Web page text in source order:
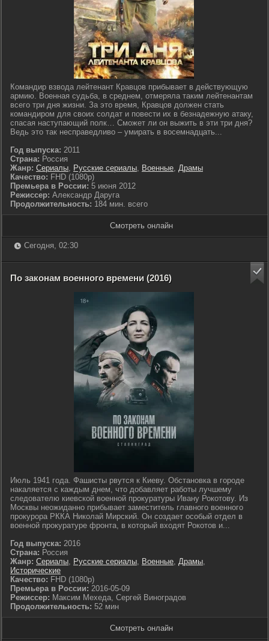
Командир взвода лейтенант Кравцов прибывает в действующую
армию. Военная судьба, в среднем, отмеряла таким лейтенантам
всего три дня жизни. За это время, Кравцов должен стать
командиром для своих солдат и повести их в безнадежную атаку,
спасая наступающий полк… Сможет ли он выжить в эти три дня?
Ведь это так несправедливо – умирать в восемнадцать...
Год выпуска: 2011
Страна: Россия
Жанр: Сериалы, Русские сериалы, Военные, Драмы
Качество: FHD (1080p)
Премьера в России: 5 июня 2012
Режиссер: Александр Даруга
Продолжительность: 184 мин. всего
Смотреть онлайн
Сегодня, 02:30
По законам военного времени (2016)
Июль 1941 года. Фашисты рвутся к Киеву. Обстановка в городе
накаляется с каждым днем, что добавляет работы лучшему
следователю киевской военной прокуратуры Ивану Рокотову. Из
Москвы неожиданно прибывает заместитель главного военного
прокурора РККА Николай Мирский. Он создает особый отдел в
военной прокуратуре фронта, в который входят Рокотов и...
Год выпуска: 2016
Страна: Россия
Жанр: Сериалы, Русские сериалы, Военные, Драмы,
Исторические
Качество: FHD (1080p)
Премьера в России: 2016-05-09
Режиссер: Максим Мехеда, Сергей Виноградов
Продолжительность: 52 мин
Смотреть онлайн